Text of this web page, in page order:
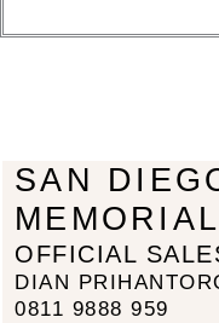
SAN
OFFICIAL
DIAN
0811 9888 959